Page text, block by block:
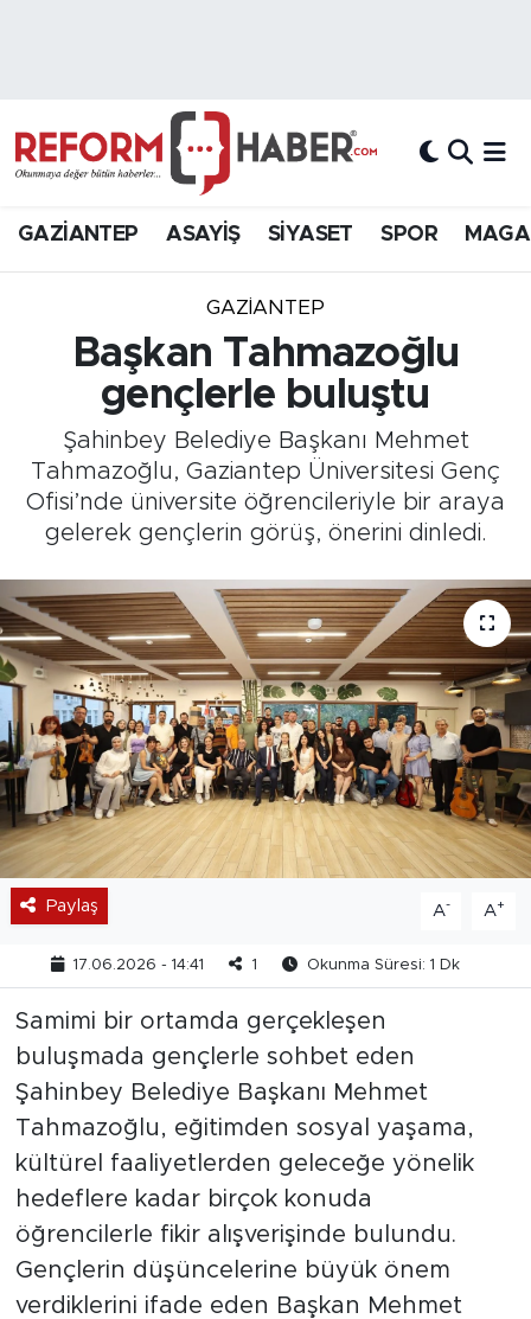
GAZİANTEP ASAYİŞ SİYASET SPOR
GAZIANTEP
Başkan Tahmazoğlu
gençlerle buluştu
Şahinbey Belediye Başkanı Mehmet
Tahmazoğlu, Gaziantep Üniversitesi Genç
Ofisi’nde üniversite öğrencileriyle bir araya
gelerek gençlerin görüş, önerini dinledi.
Paylaş A- A+
17.06.2026 - 14:41 1 Okunma Süresi: 1 Dk
Samimi bir ortamda gerçekleşen
buluşmada gençlerle sohbet eden
Şahinbey Belediye Başkanı Mehmet
Tahmazoğlu, eğitimden sosyal yaşama,
kültürel faaliyetlerden geleceğe yönelik
hedeflere kadar birçok konuda
öğrencilerle fikir alışverişinde bulundu.
Gençlerin düşüncelerine büyük önem
verdiklerini ifade eden Başkan Mehmet
Hava Durumu
Süper Lig Puan Durumu ve Fikstür
Son Dakika Haberleri
Haber Arşivi